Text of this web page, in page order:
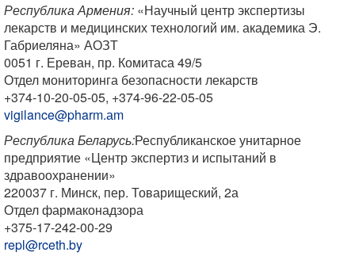
Республика Армения: «Научный центр экспертизы
лекарств и медицинских технологий им. академика Э.
Габриеляна» АОЗТ
0051 г. Ереван, пр. Комитаса 49/5
Отдел мониторинга безопасности лекарств
+374-10-20-05-05, +374-96-22-05-05
vigilance@pharm.аm
Республика Беларусь:Республиканское унитарное
предприятие «Центр экспертиз и испытаний в
здравоохранении»
220037 г. Минск, пер. Товарищеский, 2а
Отдел фармаконадзора
+375-17-242-00-29
repl@rceth.by